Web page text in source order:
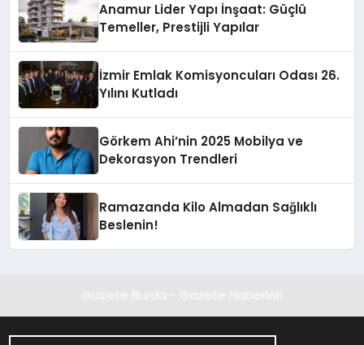
Anamur Lider Yapı İnşaat: Güçlü
Temeller, Prestijli Yapılar
İzmir Emlak Komisyoncuları Odası 26.
Yılını Kutladı
Görkem Ahi’nin 2025 Mobilya ve
Dekorasyon Trendleri
Ramazanda Kilo Almadan Sağlıklı
Beslenin!
Gazete Burda - Gazete Haberleri